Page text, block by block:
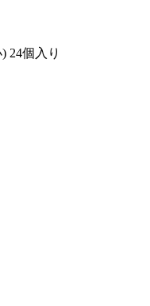
24個入り